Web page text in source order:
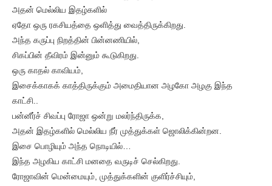
அதன் மெல்லிய இதழ்களில்
ஏதோ ஒரு ரகசியத்தை ஒளித்து வைத்திருக்கிறது.
அந்த கருப்பு நிறத்தின் பின்னணியில்,
சிகப்பின் தீவிரம் இன்னும் கூடுகிறது.
ஒரு காதல் காவியம்,
இசைக்காகக் காத்திருக்கும் அமைதியான அழகோ அழகு இந்த
காட்சி..
பன்னீர்ச் சிவப்பு ரோஜா ஒன்று மலர்ந்திருக்க,
அதன் இதழ்களில் மெல்லிய நீர் முத்துக்கள் ஜொலிக்கின்றன.
இசை பொழியும் அந்த நொடியில்…
இந்த அழகிய காட்சி மனதை வருடிச் செல்கிறது.
ரோஜாவின் மென்மையும், முத்துக்களின் குளிர்ச்சியும்,